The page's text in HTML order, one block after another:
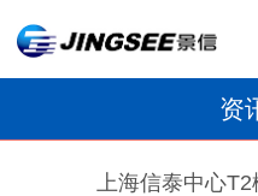
资
上海信泰中心